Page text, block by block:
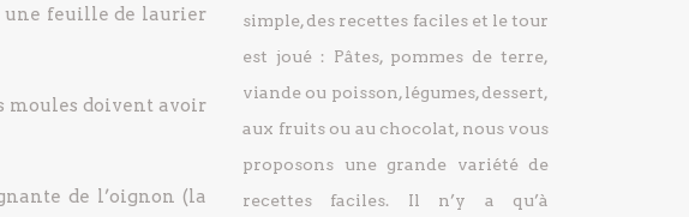
une feuille de laurier
moules doivent avoir
de l’oignon (la
simple, des recettes faciles et le tour
est joué : Pâtes, pommes de terre,
viande ou poisson, légumes, dessert,
aux fruits ou au chocolat, nous vous
proposons une grande variété de
recettes faciles. Il n’y a qu’à